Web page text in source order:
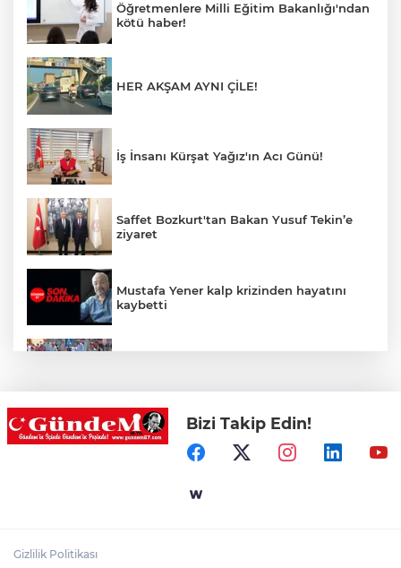
Öğretmenlere Milli Eğitim Bakanlığı'ndan
kötü haber!
HER AKŞAM AYNI ÇİLE!
İş İnsanı Kürşat Yağız'ın Acı Günü!
Saffet Bozkurt'tan Bakan Yusuf Tekin’e
ziyaret
Mustafa Yener kalp krizinden hayatını
kaybetti
Zonguldak'ta Rüzgarlımeşe İlkokulu'nun
yıkımı gerçekleştirildi!
Bizi Takip Edin!
Gizlilik Politikası